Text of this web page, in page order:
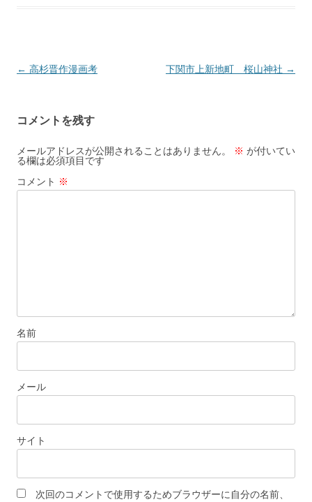
投
ビ
ゲ
ー
シ
← 高杉晋作漫画考 下関市上新地町 桜山神社 →
コメントを残す
メールアドレスが公開されることはありません。 ※ が付いてい
る欄は必須項目です
コメント ※
名前
メール
サイト
次回のコメントで使用するためブラウザーに自分の名前、